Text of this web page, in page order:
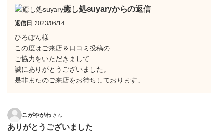
癒し処suyaryからの返信
返信日 2023/06/14
ひろぽん様
この度はご来店＆口コミ投稿の
ご協力をいただきまして
誠にありがとうございました。
是非またのご来店をお待ちしております。
こがやがわ さん
ありがとうございました